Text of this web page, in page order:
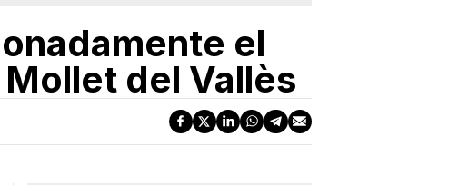
el
del Vallès